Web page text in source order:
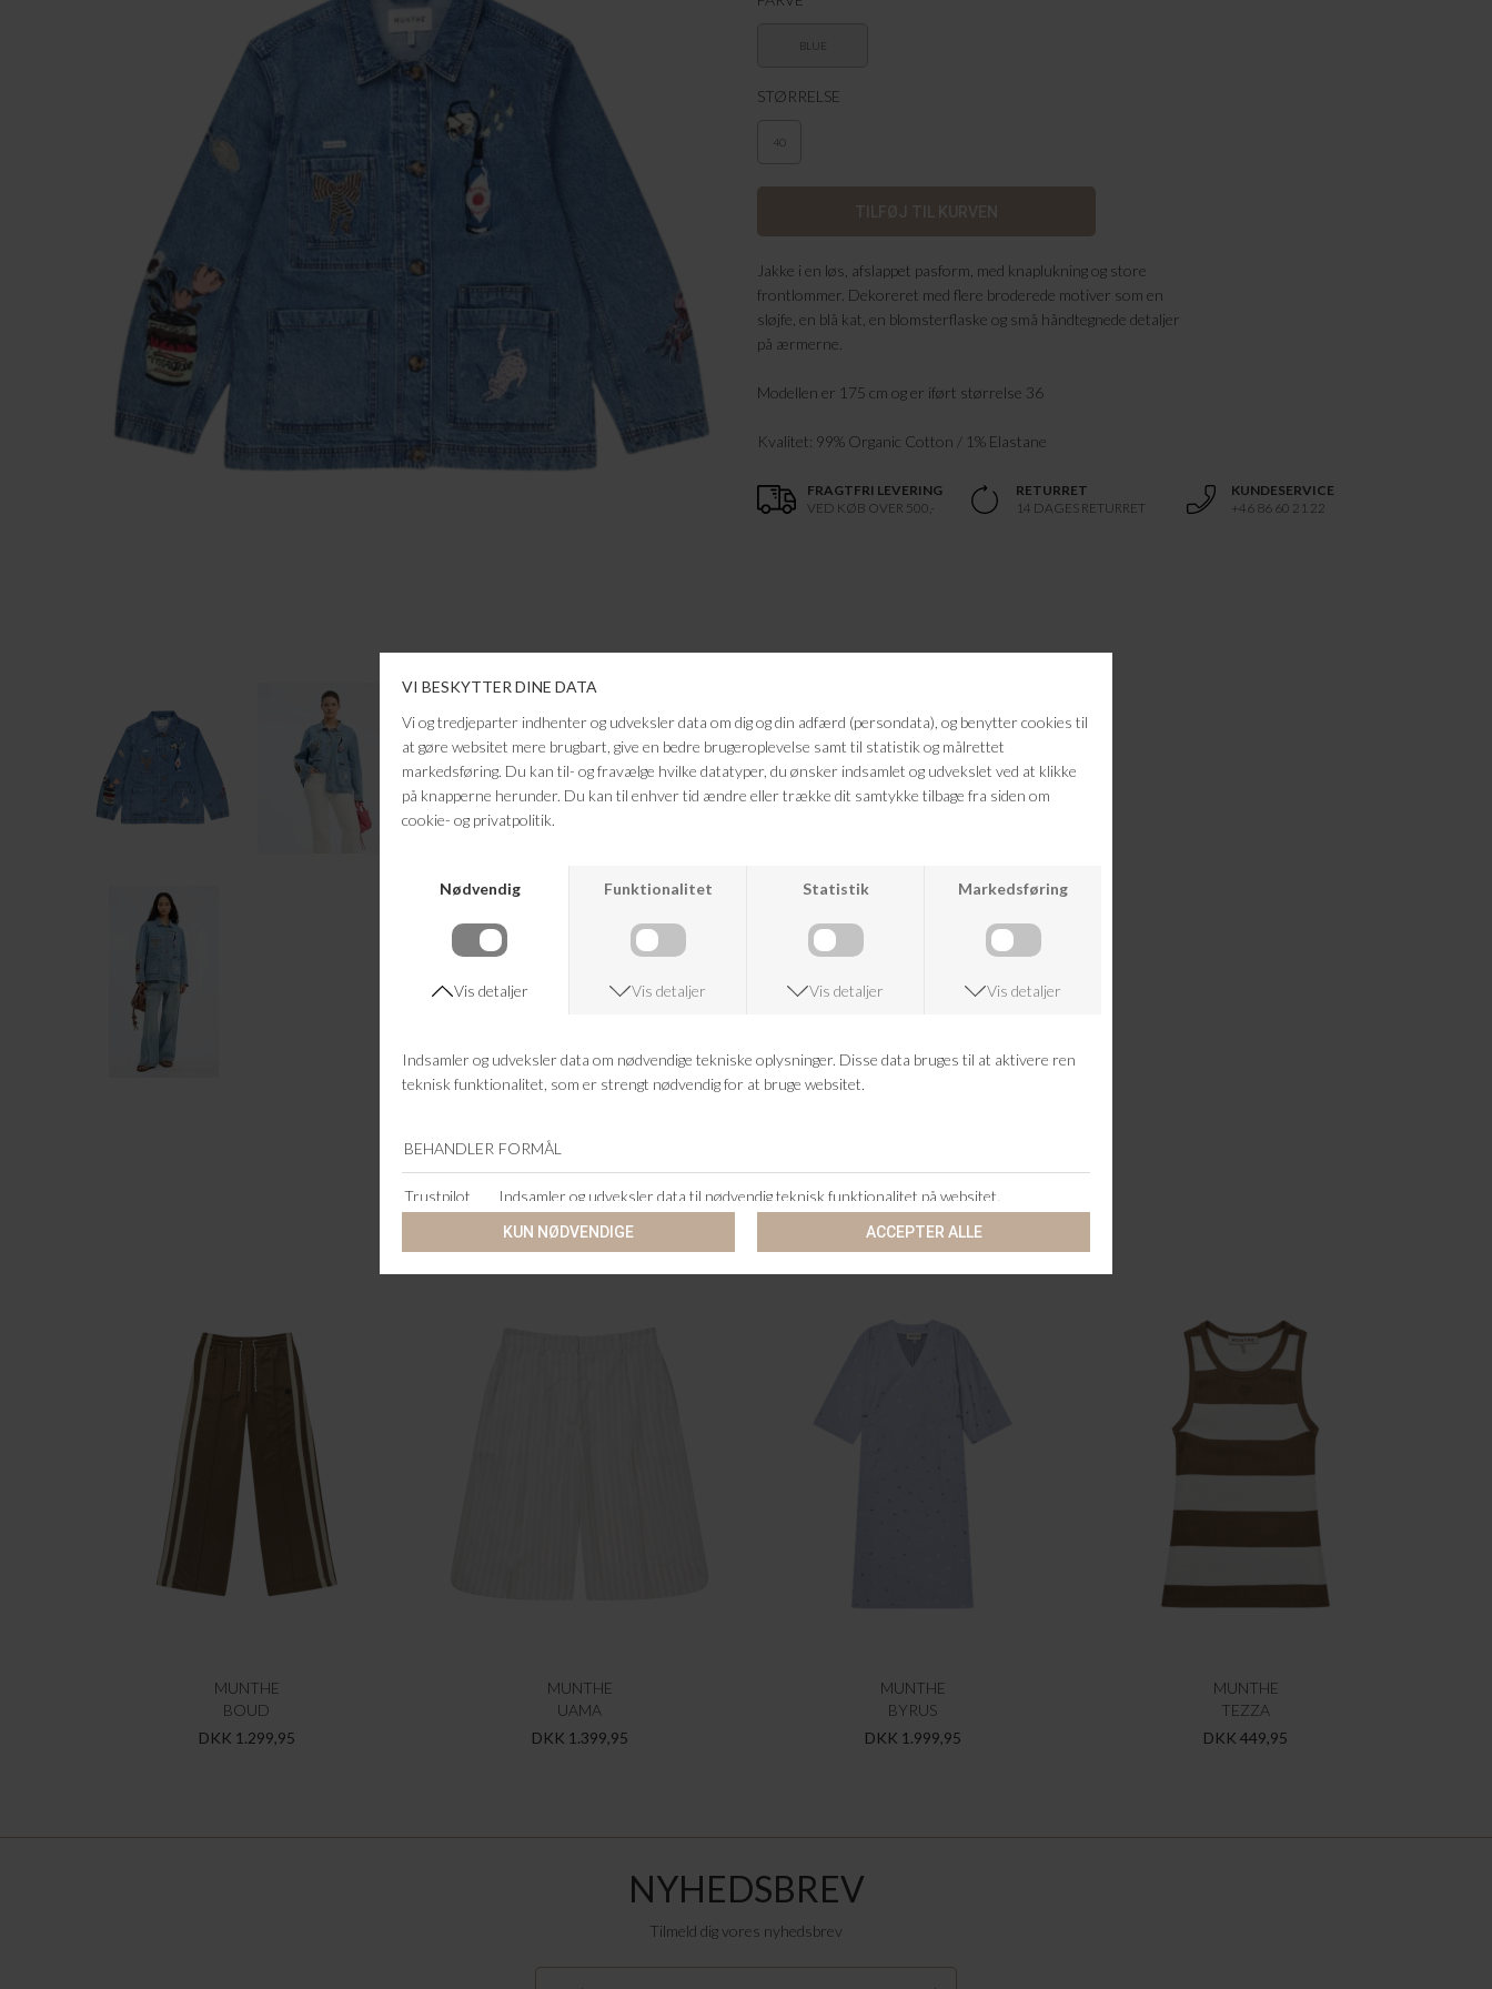
BLUE
STØRRELSE
40
Jakke i en løs, afslappet pasform, med knaplukning og store
frontlommer. Dekoreret med flere broderede motiver som en
sløjfe, en blå kat, en blomsterflaske og små håndtegnede detaljer
på ærmerne.
Modellen er 175 cm og er iført størrelse 36
Kvalitet: 99% Organic Cotton / 1% Elastane
FRAGTFRI LEVERING
VED KØB OVER 500,-
RETURRET
14 DAGES RETURRET
KUNDESERVICE
+46 86 60 21 22
ANDRE KØBTE OGSÅ
MUNTHE
BOUD
DKK 1.299,95
MUNTHE
UAMA
DKK 1.399,95
MUNTHE
BYRUS
DKK 1.999,95
MUNTHE
TEZZA
DKK 449,95
NYHEDSBREV
Tilmeld dig vores nyhedsbrev